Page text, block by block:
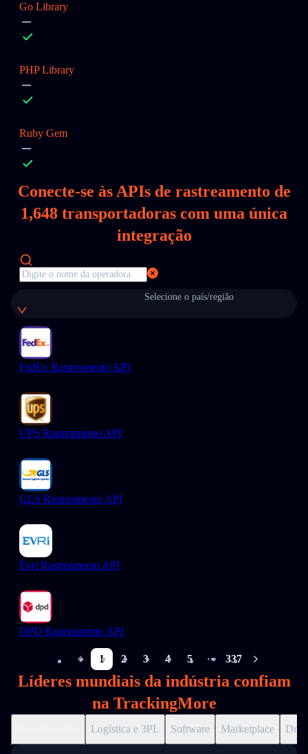
Go Library
PHP Library
Ruby Gem
Conecte-se às APIs de rastreamento de
1,648 transportadoras com uma única
integração
Selecione o país/região
FedEx Rastreamento API
UPS Rastreamento API
GLS Rastreamento API
Evri Rastreamento API
DPD Rastreamento API
1 2 3 4 5
More pages
337
Líderes mundiais da indústria confiam
na TrackingMore
Logística e 3PL Software Marketplace